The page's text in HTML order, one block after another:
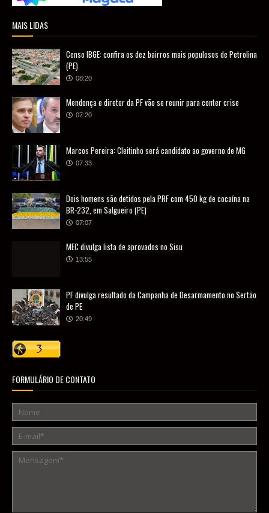
MAIS LIDAS
Censo IBGE: confira os dez bairros mais populosos de Petrolina
(PE)
08:20
Mendonça e diretor da PF vão se reunir para conter crise
07:20
Marcos Pereira: Cleitinho será candidato ao governo de MG
07:33
Dois homens são detidos pela PRF com 450 kg de cocaína na
BR-232, em Salgueiro (PE)
07:07
MEC divulga lista de aprovados no Sisu
13:55
PF divulga resultado da Campanha de Desarmamento no Sertão
de PE
20:49
FORMULÁRIO DE CONTATO